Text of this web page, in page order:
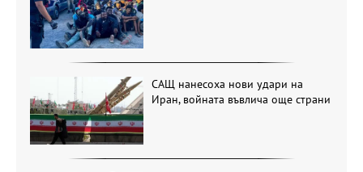
САЩ нанесоха нови удари на
Иран, войната въвлича още страни